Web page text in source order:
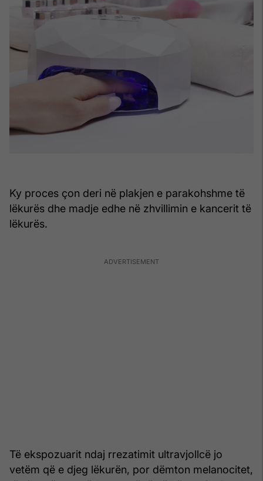
Ky proces çon deri në plakjen e parakohshme të
lëkurës dhe madje edhe në zhvillimin e kancerit të
lëkurës.
Të ekspozuarit ndaj rrezatimit ultravjollcë jo
vetëm që e djeg lëkurën, por dëmton melanocitet,